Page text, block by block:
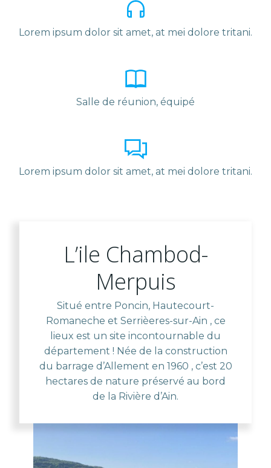
Lorem ipsum dolor sit amet, at mei dolore tritani.
Salle de réunion, équipé
Lorem ipsum dolor sit amet, at mei dolore tritani.
L’ile Chambod-
Merpuis
Situé entre Poncin, Hautecourt-
Romaneche et Serrièeres-sur-Ain , ce
lieux est un site incontournable du
département ! Née de la construction
du barrage d’Allement en 1960 , c’est 20
hectares de nature préservé au bord
de la Rivière d’Ain.